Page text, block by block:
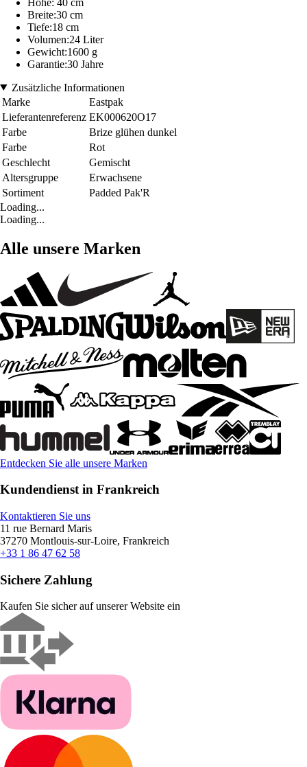
Breite:30 cm
Tiefe:18 cm
Volumen:24 Liter
Gewicht:1600 g
Garantie:30 Jahre
Zusätzliche Informationen
Marke
Eastpak
Lieferantenreferenz EK000620O17
Farbe
Brize glühen dunkel
Farbe
Rot
Geschlecht
Gemischt
Altersgruppe
Erwachsene
Sortiment
Padded Pak'R
Loading...
Loading...
Alle unsere Marken
Entdecken Sie alle unsere Marken
Kundendienst in Frankreich
Kontaktieren Sie uns
11 rue Bernard Maris
37270 Montlouis-sur-Loire, Frankreich
+33 1 86 47 62 58
Sichere Zahlung
Kaufen Sie sicher auf unserer Website ein